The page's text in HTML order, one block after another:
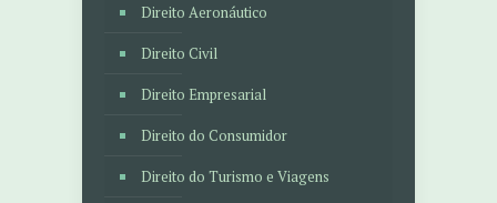
Direito Aeronáutico
Direito Civil
Direito Empresarial
Direito do Consumidor
Direito do Turismo e Viagens